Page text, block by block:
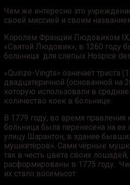
Чем же интересно это
своей миссией и своим
Королем Франции Людовиком
«Святой Людовик», в 1260 году
больница для слепых Hospice
«Quinze-Vingts» означает триста
двадцатеричной (основанной на
которую использовали в
количество коек в больнице.
В 1779 году, во время
больница была перенесена на
улицу Шарантон, в здание
мушкетёров». Сами чёрные
так в честь цвета своих
расформированы в 1775 году.
их стало восемьсот.